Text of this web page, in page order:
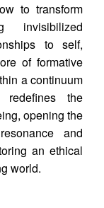
to transform
invisibilized
to self,
of formative
a continuum
redefines the
opening the
and
an ethical
world.